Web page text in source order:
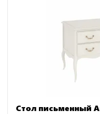
Стол письменный